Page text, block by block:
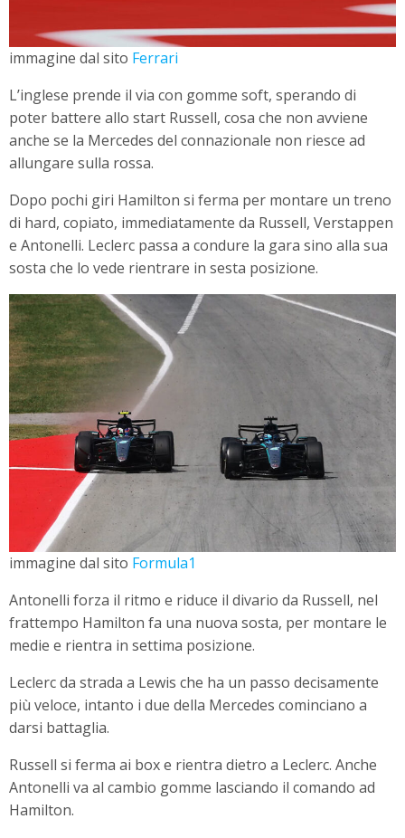
immagine dal sito Ferrari
L’inglese prende il via con gomme soft, sperando di
poter battere allo start Russell, cosa che non avviene
anche se la Mercedes del connazionale non riesce ad
allungare sulla rossa.
Dopo pochi giri Hamilton si ferma per montare un treno
di hard, copiato, immediatamente da Russell, Verstappen
e Antonelli. Leclerc passa a condure la gara sino alla sua
sosta che lo vede rientrare in sesta posizione.
immagine dal sito Formula1
Antonelli forza il ritmo e riduce il divario da Russell, nel
frattempo Hamilton fa una nuova sosta, per montare le
medie e rientra in settima posizione.
Leclerc da strada a Lewis che ha un passo decisamente
più veloce, intanto i due della Mercedes cominciano a
darsi battaglia.
Russell si ferma ai box e rientra dietro a Leclerc. Anche
Antonelli va al cambio gomme lasciando il comando ad
Hamilton.